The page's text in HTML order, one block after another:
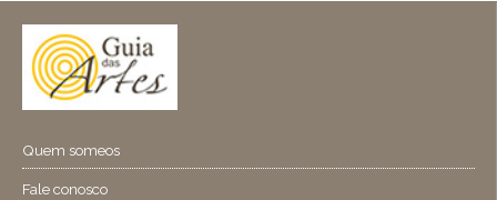
Quem someos
Fale conosco